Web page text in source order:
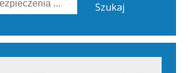
Szukaj